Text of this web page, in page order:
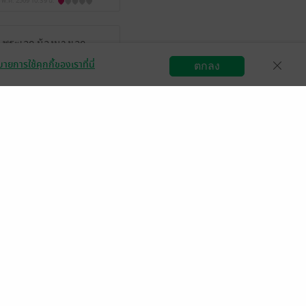
ะเอก น้องนางเอก
สมัครขายอีบุ๊ก วิธีการใช้งาน
ายการใช้คุกกี้ของเราที่นี่ ตกลง